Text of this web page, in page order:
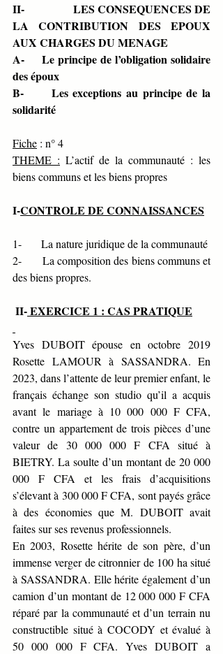
II-                 LES CONSEQUENCES DE
LA CONTRIBUTION DES EPOUX
AUX CHARGES DU MENAGE
A-     Le principe de l’obligation solidaire
des époux
B-      Les exceptions au principe de la
solidarité
Fiche : n° 4
THEME : L’actif de la communauté : les
biens communs et les biens propres
I-CONTROLE DE CONNAISSANCES
1-       La nature juridique de la communauté
2-       La composition des biens communs et
des biens propres.
II- EXERCICE 1 : CAS PRATIQUE
Yves DUBOIT épouse en octobre 2019
Rosette LAMOUR à SASSANDRA. En
2023, dans l’attente de leur premier enfant, le
français échange son studio qu’il a acquis
avant le mariage à 10 000 000 F CFA,
contre un appartement de trois pièces d’une
valeur de 30 000 000 F CFA situé à
BIETRY. La soulte d’un montant de 20 000
000 F CFA et les frais d’acquisitions
s’élevant à 300 000 F CFA, sont payés grâce
à des économies que M. DUBOIT avait
faites sur ses revenus professionnels.
En 2003, Rosette hérite de son père, d’un
immense verger de citronnier de 100 ha situé
à SASSANDRA. Elle hérite également d’un
camion d’un montant de 12 000 000 F CFA
réparé par la communauté et d’un terrain nu
constructible situé à COCODY et évalué à
50 000 000 F CFA. Yves DUBOIT a